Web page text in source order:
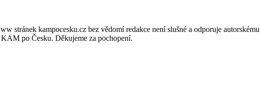
stránek kampocesku.cz bez vědomí redakce není slušné a odporuje
KAM po Česku. Děkujeme za pochopení.